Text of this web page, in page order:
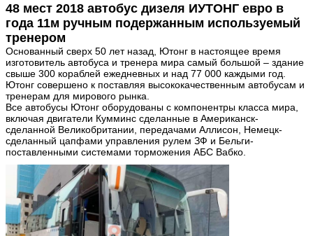
48 мест 2018 автобус дизеля ИУТОНГ евро в
года 11м ручным подержанным используемый
тренером
Основанный сверх 50 лет назад, Ютонг в настоящее время
изготовитель автобуса и тренера мира самый большой – здание
свыше 300 кораблей ежедневных и над 77 000 каждыми год.
Ютонг совершено к поставляя высококачественным автобусам и
тренерам для мирового рынка.
Все автобусы Ютонг оборудованы с компонентры класса мира,
включая двигатели Кумминс сделанные в Американск-
сделанной Великобритании, передачами Аллисон, Немецк-
сделанный цапфами управления рулем ЗФ и Бельги-
поставленными системами торможения АБС Вабко.